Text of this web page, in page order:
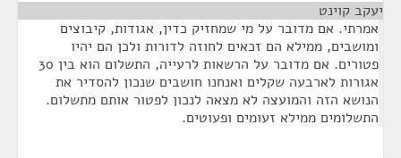
יעקב קוינט
אמרתי. אם מדובר על מי שמחזיק כדין, אגודות, קיבוצים
ומושבים, ממילא הם זכאים לחוזה לדורות ולכן הם יהיו
פטורים. אם מדובר על הרשאות לרעייה, התשלום הוא בין 30
אגורות לארבעה שקלים ואנחנו חושבים שנכון להסדיר את
הנושא הזה והמועצה לא מצאה לנכון לפטור אותם מתשלום.
התשלומים ממילא זעומים ופעוטים.